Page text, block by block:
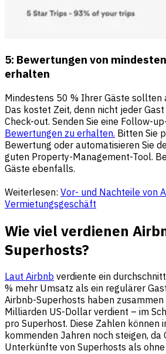
5: Bewertungen von
erhalten
Mindestens 50 % Ihrer Gäste sollten
Das kostet Zeit, denn nicht jeder
Check-out. Senden Sie eine Follow-
Bewertungen zu erhalten. Bitten Sie
Bewertung oder automatisieren Sie
guten Property-Management-Tool.
Gäste ebenfalls.
Weiterlesen: Vor- und Nachteile von
Vermietungsgeschäft
Wie viel verdienen
Superhosts?
Laut Airbnb verdiente ein
% mehr Umsatz als ein regulärer
Airbnb-Superhosts haben
Milliarden US-Dollar verdient – im
pro Superhost. Diese Zahlen können
kommenden Jahren noch steigen, da
Unterkünfte von Superhosts als